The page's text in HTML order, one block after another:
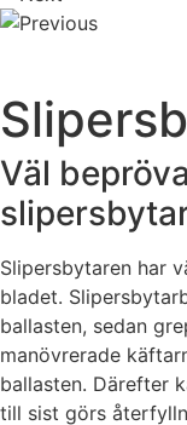
Väl
Slipersbytaren har
bladet.
ballasten, sedan
manövrerade
ballasten. Därefter
till sist görs